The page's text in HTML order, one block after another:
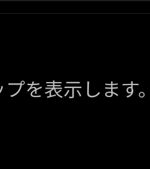
を表示します。